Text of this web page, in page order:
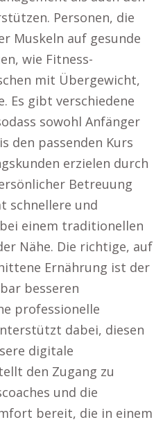
Personen, die
Muskeln auf gesunde
wie Fitness-
mit Übergewicht,
Es gibt verschiedene
sowohl Anfänger
den passenden Kurs
erzielen durch
Betreuung
schnellere und
einem traditionellen
Nähe. Die richtige, auf
Ernährung ist der
besseren
professionelle
dabei, diesen
digitale
den Zugang zu
und die
bereit, die in einem